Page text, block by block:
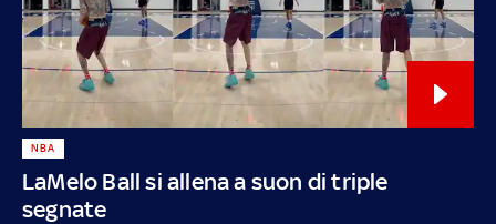
LaMelo Ball si allena a suon di triple
segnate
NBA